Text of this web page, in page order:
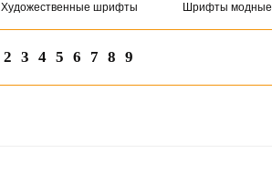
Художественные шрифты
Шрифты модные
2 3 4 5 6 7 8 9